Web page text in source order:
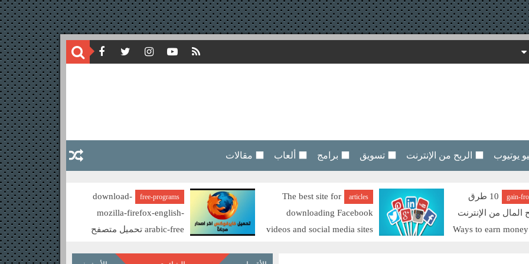
يوتيوب ⬛ الربح من الإنترنت ⬛ تسويق ⬛ برامج ⬛ ألعاب ⬛ مقالات
gain-
10 طرق
المال من الإنترنت
Ways to earn
articles
The best site for
downloading Facebook
videos and social media sites
free-programs
download-
mozilla-firefox-english-
arabic-free تحميل متصفح
certificates QR